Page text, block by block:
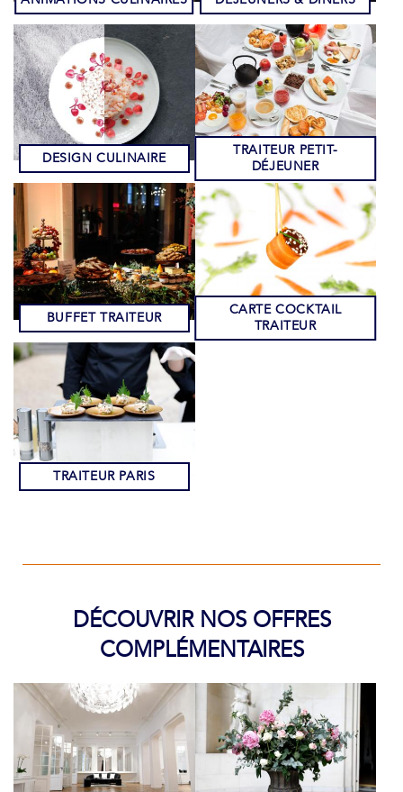
DESIGN CULINAIRE
TRAITEUR PETIT-
DÉJEUNER
BUFFET TRAITEUR
CARTE COCKTAIL
TRAITEUR
TRAITEUR PARIS
DÉCOUVRIR NOS OFFRES
COMPLÉMENTAIRES